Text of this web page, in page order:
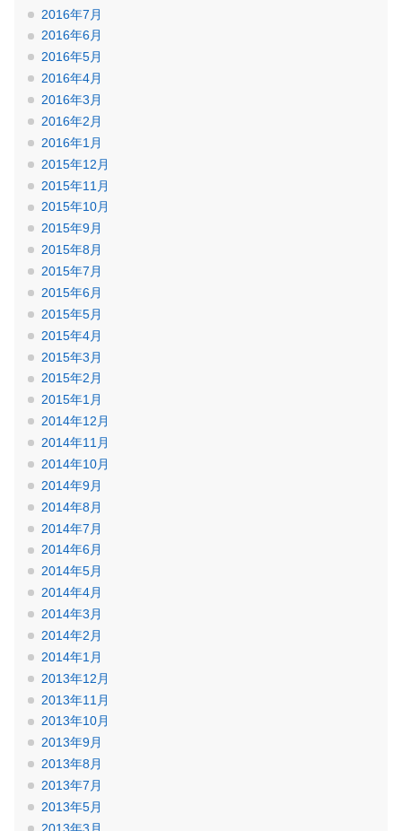
2016年7月
2016年6月
2016年5月
2016年4月
2016年3月
2016年2月
2016年1月
2015年12月
2015年11月
2015年10月
2015年9月
2015年8月
2015年7月
2015年6月
2015年5月
2015年4月
2015年3月
2015年2月
2015年1月
2014年12月
2014年11月
2014年10月
2014年9月
2014年8月
2014年7月
2014年6月
2014年5月
2014年4月
2014年3月
2014年2月
2014年1月
2013年12月
2013年11月
2013年10月
2013年9月
2013年8月
2013年7月
2013年5月
2013年3月